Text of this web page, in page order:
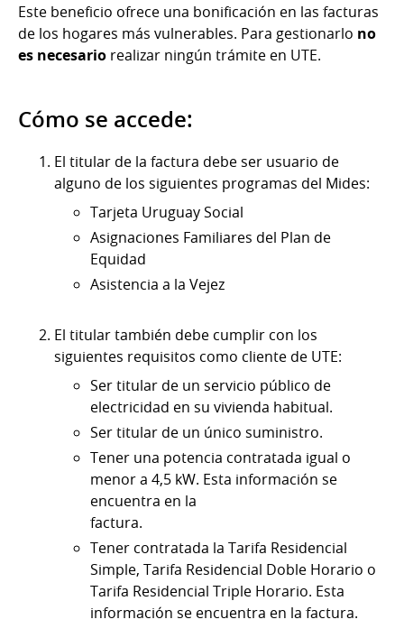
Este beneficio ofrece una bonificación en las facturas
de los hogares más vulnerables. Para gestionarlo no
es necesario realizar ningún trámite en UTE.
Cómo se accede:
El titular de la factura debe ser usuario de
alguno de los siguientes programas del Mides:
Tarjeta Uruguay Social
Asignaciones Familiares del Plan de
Equidad
Asistencia a la Vejez
El titular también debe cumplir con los
siguientes requisitos como cliente de UTE:
Ser titular de un servicio público de
electricidad en su vivienda habitual.
Ser titular de un único suministro.
Tener una potencia contratada igual o
menor a 4,5 kW. Esta información se
encuentra en la
factura.
Tener contratada la Tarifa Residencial
Simple, Tarifa Residencial Doble Horario o
Tarifa Residencial Triple Horario. Esta
información se encuentra en la factura.